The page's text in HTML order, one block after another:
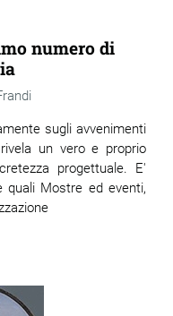
numero di
sugli avvenimenti
un vero e proprio
progettuale. E'
quali Mostre ed eventi,